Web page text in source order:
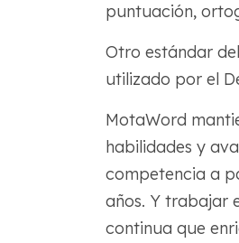
puntuación,
Otro estándar
utilizado por el
MotaWord
habilidades y
competencia a
años. Y trabajar
continua que